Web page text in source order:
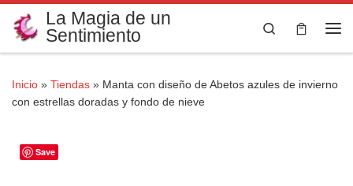
Saltar al contenido
La Magia de un
Sentimiento
Search
Inicio » Tiendas » Manta con diseño de Abetos azules de invierno
con estrellas doradas y fondo de nieve
Save